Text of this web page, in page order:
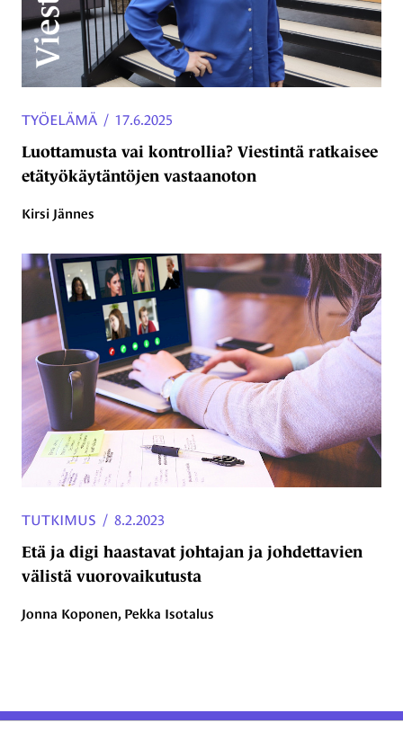
Luottamusta vai kontrollia? Viestintä ratkaisee
etätyökäytäntöjen vastaanoton
TYÖELÄMÄ / 17.6.2025
Kirsi Jännes
Etä ja digi haastavat johtajan ja johdettavien
välistä vuorovaikutusta
TUTKIMUS / 8.2.2023
Jonna Koponen, Pekka Isotalus